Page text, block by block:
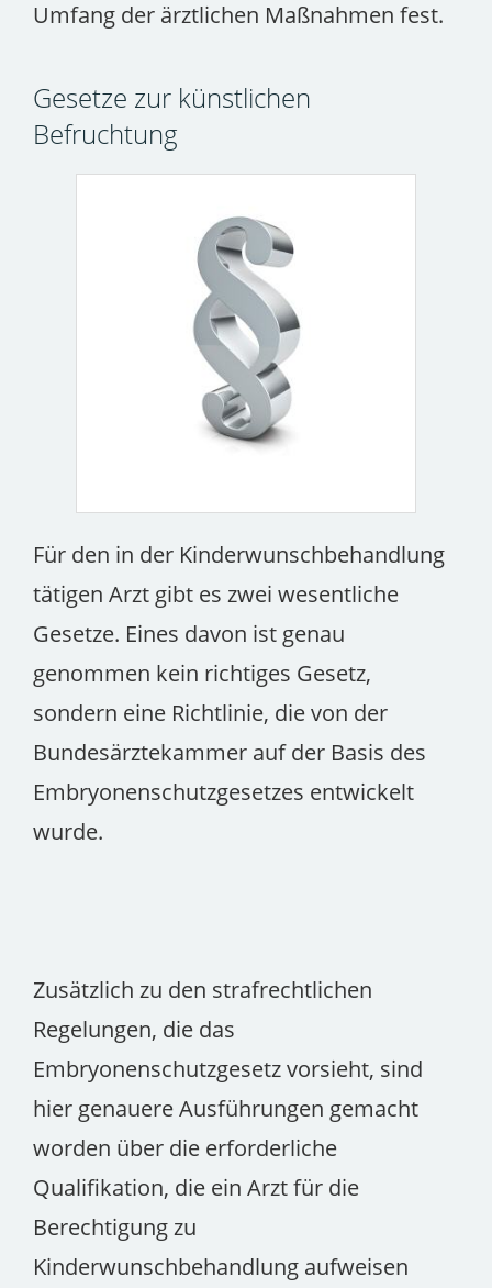
Umfang der ärztlichen Maßnahmen fest.
Gesetze zur künstlichen
Befruchtung
Für den in der Kinderwunschbehandlung
tätigen Arzt gibt es zwei wesentliche
Gesetze. Eines davon ist genau
genommen kein richtiges Gesetz,
sondern eine Richtlinie, die von der
Bundesärztekammer auf der Basis des
Embryonenschutzgesetzes entwickelt
wurde.
Zusätzlich zu den strafrechtlichen
Regelungen, die das
Embryonenschutzgesetz vorsieht, sind
hier genauere Ausführungen gemacht
worden über die erforderliche
Qualifikation, die ein Arzt für die
Berechtigung zu
Kinderwunschbehandlung aufweisen